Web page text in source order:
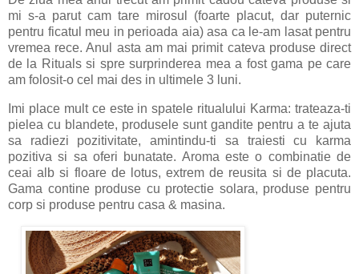
mi s-a parut cam tare mirosul (foarte placut, dar puternic
pentru ficatul meu in perioada aia) asa ca le-am lasat pentru
vremea rece. Anul asta am mai primit cateva produse direct
de la Rituals si spre surprinderea mea a fost gama pe care
am folosit-o cel mai des in ultimele 3 luni.
Imi place mult ce este in spatele ritualului Karma: trateaza-ti
pielea cu blandete, produsele sunt gandite pentru a te ajuta
sa radiezi pozitivitate, amintindu-ti sa traiesti cu karma
pozitiva si sa oferi bunatate. Aroma este o combinatie de
ceai alb si floare de lotus, extrem de reusita si de placuta.
Gama contine produse cu protectie solara, produse pentru
corp si produse pentru casa & masina.